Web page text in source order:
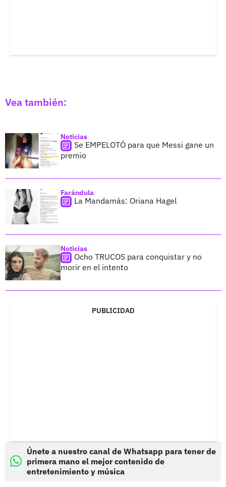
Vea también:
Noticias
Se EMPELOTÓ para que Messi gane un
premio
Farándula
La Mandamás: Oriana Hagel
Noticias
Ocho TRUCOS para conquistar y no
morir en el intento
PUBLICIDAD
Únete a nuestro canal de Whatsapp para tener de
primera mano el mejor contenido de
entretenimiento y música